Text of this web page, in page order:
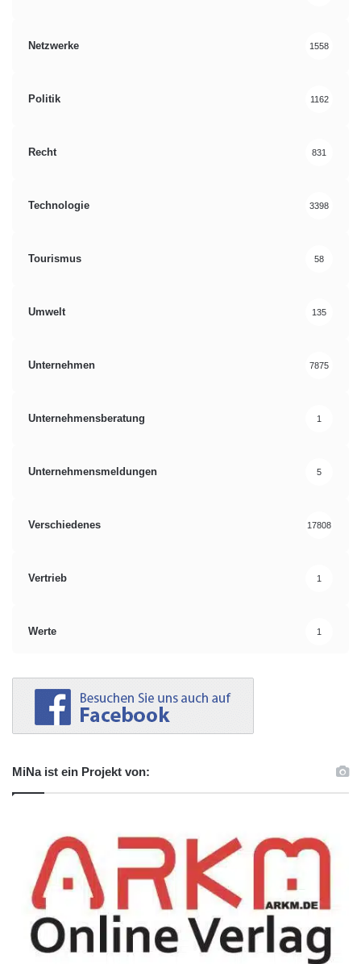
Netzwerke 1558
Politik 1162
Recht 831
Technologie 3398
Tourismus 58
Umwelt 135
Unternehmen 7875
Unternehmensberatung 1
Unternehmensmeldungen 5
Verschiedenes 17808
Vertrieb 1
Werte 1
MiNa ist ein Projekt von: